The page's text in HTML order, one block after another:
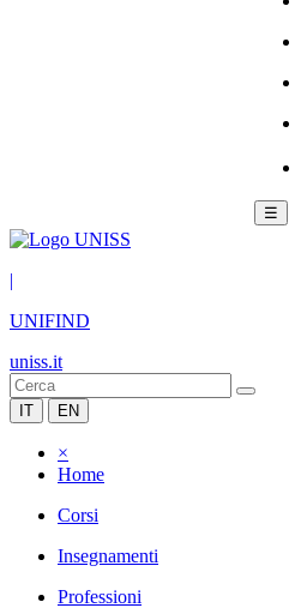
☰
|
UNIFIND
uniss.it
IT EN
×
Home
Corsi
Insegnamenti
Professioni